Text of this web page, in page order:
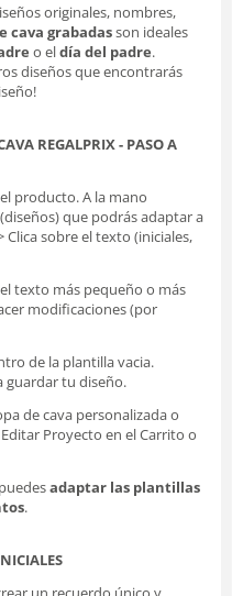
originales, nombres,
cava grabadasson ideales
o eldía del padre.
diseños que encontrarás
REGALPRIX - PASO A
producto. A la mano
que podrás adaptar a
Clica sobre el texto (iniciales,
texto más pequeño o más
modificaciones (por
de la plantilla vacia.
guardar tu diseño.
de cava personalizada o
Editar Proyecto en el Carrito o
adaptar las plantillas
.